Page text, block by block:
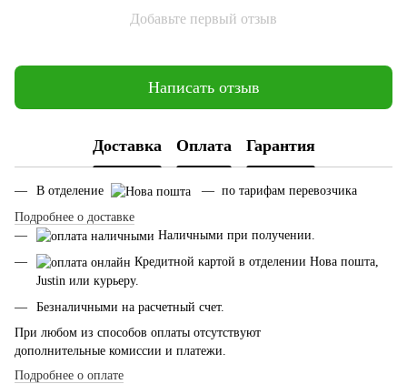
Добавьте первый отзыв
Написать отзыв
Доставка Оплата Гарантия
В отделение
— по тарифам перевозчика
Подробнее о доставке
Наличными при получении.
Кредитной картой в отделении Нова пошта,
Justin или курьеру.
Безналичными на расчетный счет.
При любом из способов оплаты отсутствуют
дополнительные комиссии и платежи.
Подробнее о оплате